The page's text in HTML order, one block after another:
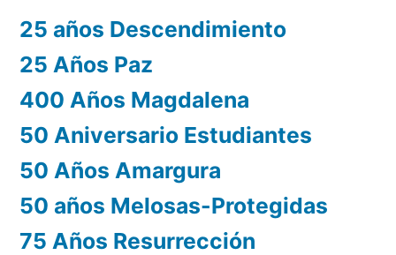
25 años Descendimiento
25 Años Paz
400 Años Magdalena
50 Aniversario Estudiantes
50 Años Amargura
50 años Melosas-Protegidas
75 Años Resurrección